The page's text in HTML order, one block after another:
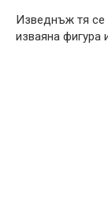
Изведнъж тя се
изваяна фигура